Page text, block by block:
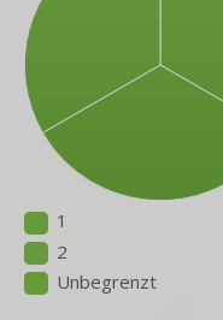
1
2
Unbegrenzt